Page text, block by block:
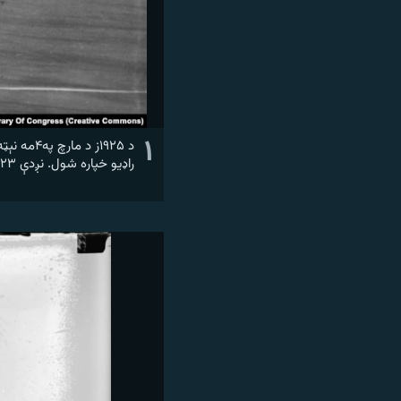
۱
د
راډیو خپاره شول. نږدې ۲۳ میلیونه امریکایانو د ولسمشر وینا په ژوندۍ بڼه له راډیو واورېدله.